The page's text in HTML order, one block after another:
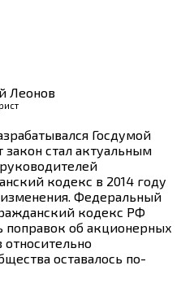
Леонов
Госдумой
закон стал актуальным
кодекс в 2014 году
Федеральный
кодекс РФ
об акционерных
оставалось по-